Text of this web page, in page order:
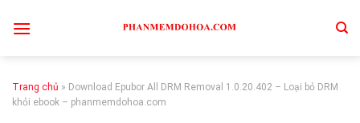
Trang chủ » Download Epubor All DRM Removal 1.0.20.402 – Loại bỏ DRM
khỏi ebook – phanmemdohoa.com